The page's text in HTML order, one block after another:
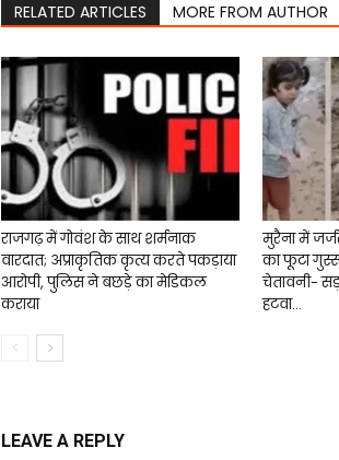
RELATED ARTICLES MORE FROM AUTHOR
राजगढ़ में गोवंश के साथ शर्मनाक
वारदात; अप्राकृतिक कृत्य करते पकड़ाया
आरोपी, पुलिस ने बछड़े का मेडिकल
कराया
मुरैना में
का फूटा
चेतावनी-
हटवा...
LEAVE A REPLY